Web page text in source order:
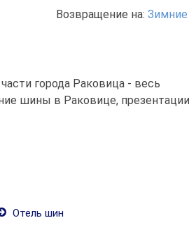
Возвращение на:
города Раковица - весь
шины в Раковице,
Отель шин